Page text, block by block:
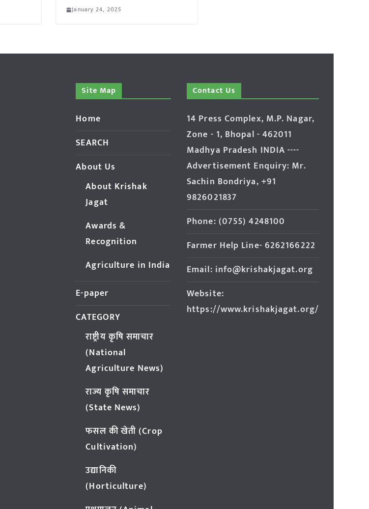
January 24, 2025
Site Map
Home
SEARCH
About Us
About Krishak
Jagat
Awards &
Recognition
Agriculture in India
E-paper
CATEGORY
राष्ट्रीय कृषि समाचार
(National
Agriculture News)
राज्य कृषि समाचार
(State News)
फसल की खेती (Crop
Cultivation)
उद्यानिकी
(Horticulture)
Contact Us
14 Press Complex, M.P. Nagar,
Zone - 1, Bhopal - 462011
Madhya Pradesh INDIA ----
Advertisement Enquiry: Mr.
Sachin Bondriya, +91
9826021837
Phone: (0755) 4248100
Farmer Help Line- 6262166222
Email: info@krishakjagat.org
Website:
https://www.krishakjagat.org/